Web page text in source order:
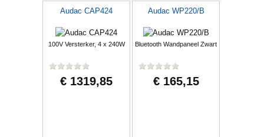
Audac CAP424
100V Versterker, 4 x 240W
€ 1319,85
Audac WP220/B
Bluetooth Wandpaneel Zwart
€ 165,15